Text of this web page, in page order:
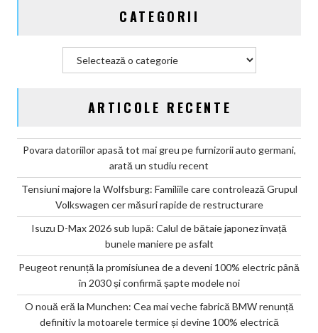
modele
CATEGORII
ARTICOLE RECENTE
Povara datoriilor apasă tot mai greu pe furnizorii auto germani,
arată un studiu recent
Tensiuni majore la Wolfsburg: Familiile care controlează Grupul
Volkswagen cer măsuri rapide de restructurare
Isuzu D-Max 2026 sub lupă: Calul de bătaie japonez învață
bunele maniere pe asfalt
Peugeot renunță la promisiunea de a deveni 100% electric până
în 2030 și confirmă șapte modele noi
O nouă eră la Munchen: Cea mai veche fabrică BMW renunță
definitiv la motoarele termice și devine 100% electrică